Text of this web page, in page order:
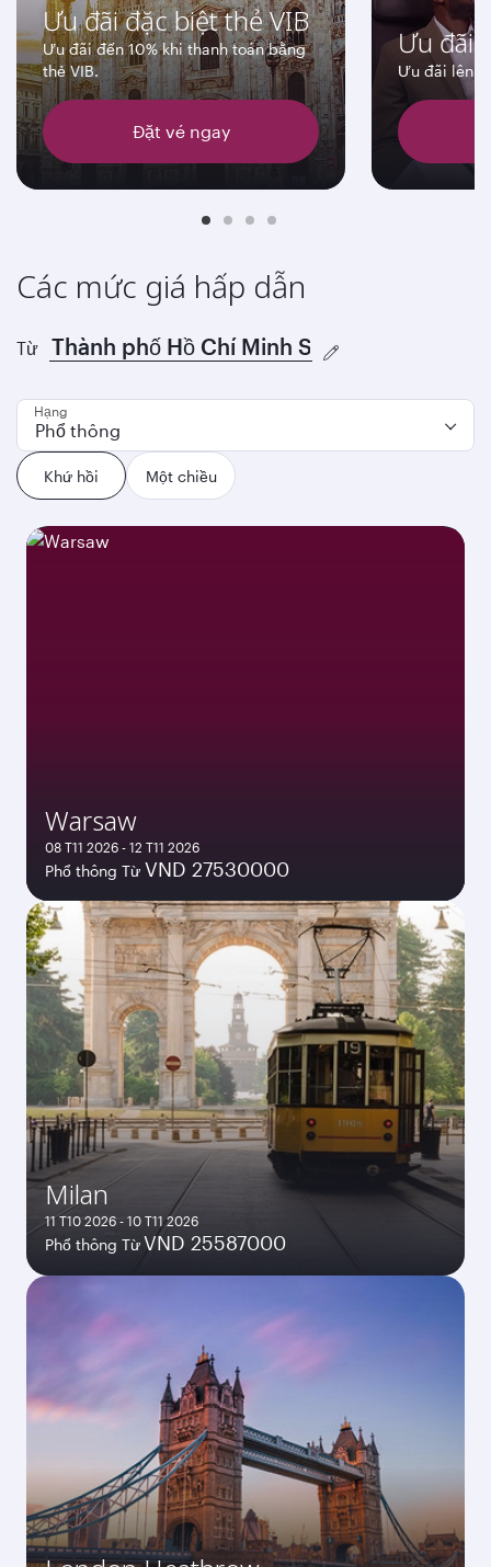
Ưu đãi đặc biệt thẻ VIB
Ưu đãi đến 10% khi thanh toán bằng
thẻ VIB.
Đặt vé ngay
Ưu đãi
Ưu đãi lên
Các mức giá hấp dẫn
Từ
Khứ hồi Một chiều
Hạng
Phổ thông
Warsaw
08 T11 2026 - 12 T11 2026
Phổ thông Từ VND 27530000
Milan
11 T10 2026 - 10 T11 2026
Phổ thông TừVND 25587000